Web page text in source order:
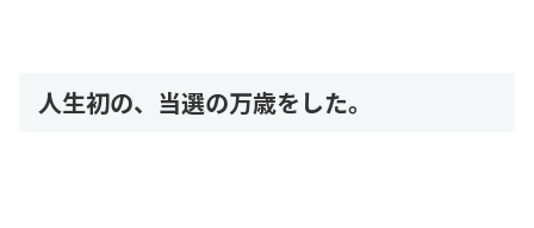
人生初の、当選の万歳をした。